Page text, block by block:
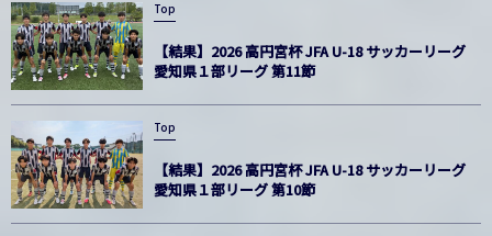
Top
【結果】2026 高円宮杯 JFA U-18 サッカーリーグ
愛知県１部リーグ 第11節
Top
【結果】2026 高円宮杯 JFA U-18 サッカーリーグ
愛知県１部リーグ 第10節